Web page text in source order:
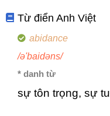
Từ điển Anh Việt
abidance
/ə'baidəns/
* danh từ
sự tôn trọng, sự